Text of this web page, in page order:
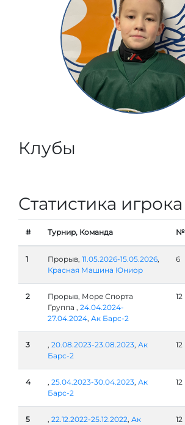
Клубы
Статистика игрока
# Турнир, Команда №
1 Прорыв, 11.05.2026-15.05.2026,
Красная Машина Юниор
6
2
Прорыв, Море Спорта
Группа , 24.04.2024-
27.04.2024, Ак Барс-2
12
3 , 20.08.2023-23.08.2023, Ак
Барс-2
12
4 , 25.04.2023-30.04.2023, Ак
Барс-2
12
5 , 22.12.2022-25.12.2022, Ак
12